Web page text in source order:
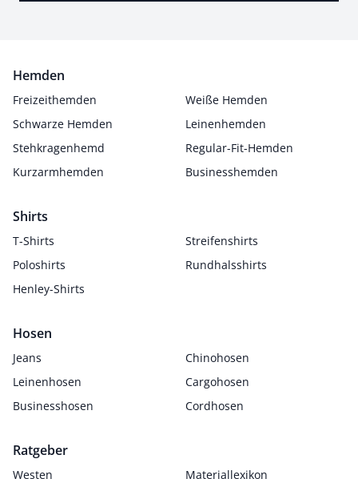
Hemden
Freizeithemden
Weiße Hemden
Schwarze Hemden
Leinenhemden
Stehkragenhemd
Regular-Fit-Hemden
Kurzarmhemden
Businesshemden
Shirts
T-Shirts
Streifenshirts
Poloshirts
Rundhalsshirts
Henley-Shirts
Hosen
Jeans
Chinohosen
Leinenhosen
Cargohosen
Businesshosen
Cordhosen
Ratgeber
Westen
Materiallexikon